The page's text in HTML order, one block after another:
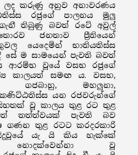
ලද කරුණු අනුව අනාවරණය
රජුගේ පාලනය මුලු
තිබුණු බවත් රටේ අවුල්
ජනතාව ප්‍රීතියෙන්
යෙදෙමින් භාතියතිස්ස
සේ ම සාමයෙන් පැවති බවත්
ආරම්භ වූයේ වසභ රජුගේ
කාලයත් සමඟ ය. වසභ,
ගජබාහු, මහලුනා,
කණිට්ඨතිස්ස යන රජවරුන්ගේ
වූ කාලය තුළ රට තුළ
තත්ත්වයක් පැවති බව
ගණන තුළ රටට කරදරකාරි
යැ යි කිය හැක්කේ
නොදක්වෙන්නා වූ